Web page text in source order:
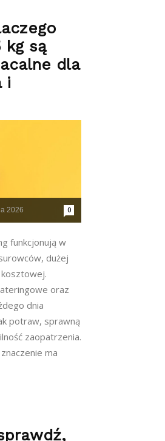
kg są
dla
i
2026 0
funkcjonują w
dużej
oraz
dnia
potraw, sprawną
zaopatrzenia.
ma